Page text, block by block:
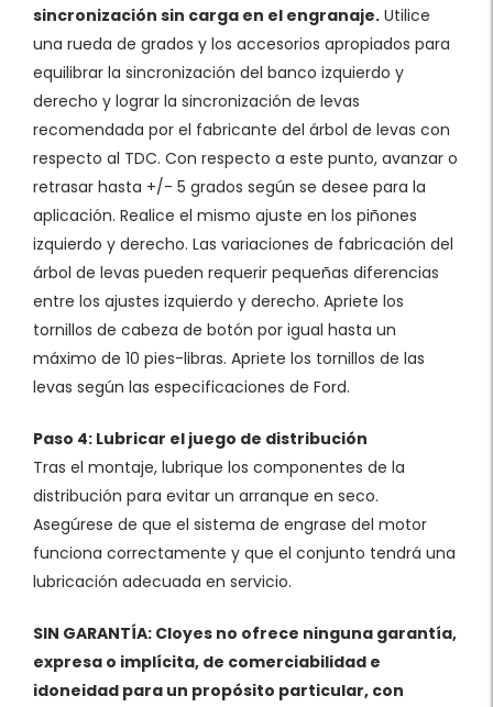
sincronización sin carga en el engranaje. Utilice
una rueda de grados y los accesorios apropiados para
equilibrar la sincronización del banco izquierdo y
derecho y lograr la sincronización de levas
recomendada por el fabricante del árbol de levas con
respecto al TDC. Con respecto a este punto, avanzar o
retrasar hasta +/- 5 grados según se desee para la
aplicación. Realice el mismo ajuste en los piñones
izquierdo y derecho. Las variaciones de fabricación del
árbol de levas pueden requerir pequeñas diferencias
entre los ajustes izquierdo y derecho. Apriete los
tornillos de cabeza de botón por igual hasta un
máximo de 10 pies-libras. Apriete los tornillos de las
levas según las especificaciones de Ford.
Paso 4: Lubricar el juego de distribución
Tras el montaje, lubrique los componentes de la
distribución para evitar un arranque en seco.
Asegúrese de que el sistema de engrase del motor
funciona correctamente y que el conjunto tendrá una
lubricación adecuada en servicio.
SIN GARANTÍA: Cloyes no ofrece ninguna garantía,
expresa o implícita, de comerciabilidad e
idoneidad para un propósito particular, con